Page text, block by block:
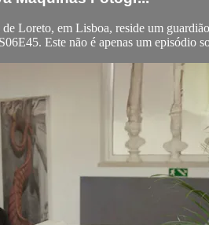
Loreto, em Lisboa, reside um
Este não é apenas um episódio